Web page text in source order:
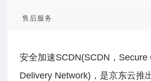
售后服务
安全加速SCDN(SCDN，Secure
Delivery Network)，是京东云推